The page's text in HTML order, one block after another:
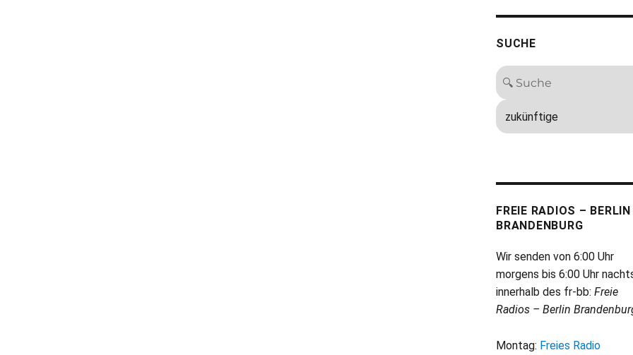
SUCHE
FREIE RADIOS – BERLIN
BRANDENBURG
Wir senden von 6:00 Uhr
morgens bis 6:00 Uhr
innerhalb des fr-bb: Freie
Radios – Berlin
Montag: Freies Radio